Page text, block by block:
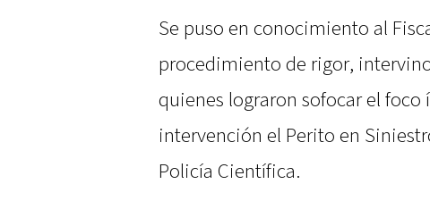
Se puso en conocimiento al
procedimiento de rigor,
quienes lograron sofocar el
intervención el Perito en
Policía Científica.